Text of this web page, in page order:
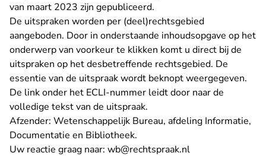
van maart 2023 zijn gepubliceerd.
De uitspraken worden per (deel)rechtsgebied
aangeboden. Door in onderstaande inhoudsopgave op het
onderwerp van voorkeur te klikken komt u direct bij de
uitspraken op het desbetreffende rechtsgebied. De
essentie van de uitspraak wordt beknopt weergegeven.
De link onder het ECLI-nummer leidt door naar de
volledige tekst van de uitspraak.
Afzender: Wetenschappelijk Bureau, afdeling Informatie,
Documentatie en Bibliotheek.
Uw reactie graag naar: wb@rechtspraak.nl- U verlaat